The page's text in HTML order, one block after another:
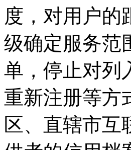
度，对用户的
级确定服务范
单，停止对列
重新注册等方
区、直辖市互